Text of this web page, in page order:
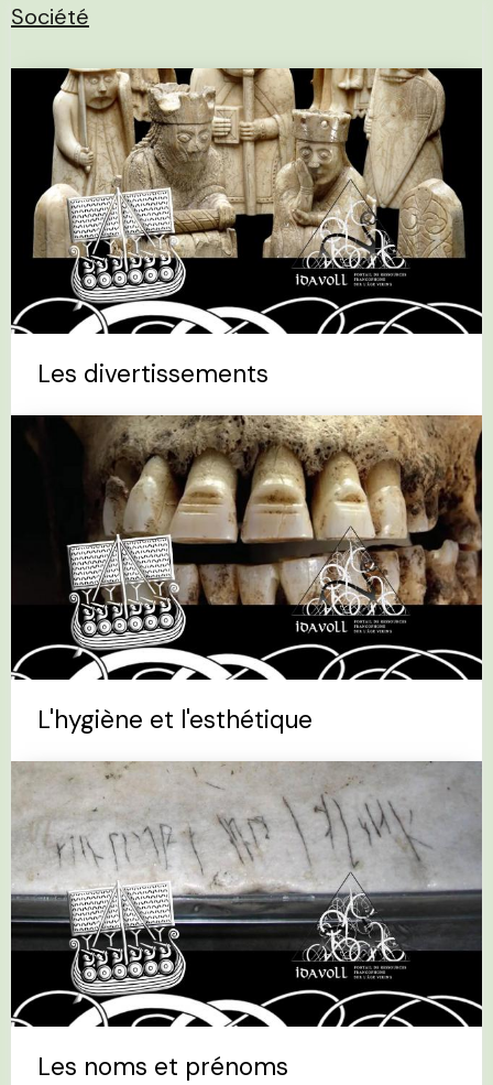
Société
Les divertissements
L'hygiène et l'esthétique
Les noms et prénoms